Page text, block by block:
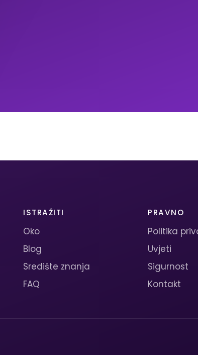
ISTRAŽITI
Oko
Blog
Središte znanja
FAQ
PRAVNO
Politika
Uvjeti
Sigurnost
Kontakt